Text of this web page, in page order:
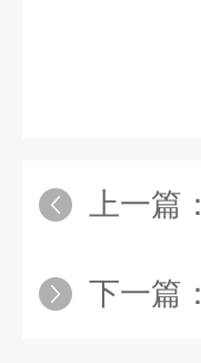
上一篇：
下一篇：